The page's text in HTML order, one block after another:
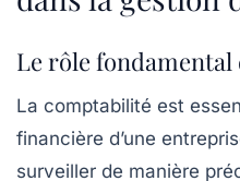
Le rôle
La comptabilité est
financière d’une
surveiller de manière